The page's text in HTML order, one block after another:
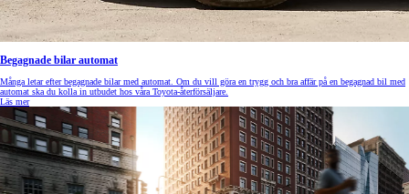
Begagnade bilar automat
Många letar efter begagnade bilar med automat. Om du vill göra en trygg och bra affär på en begagnad bil med
automat ska du kolla in utbudet hos våra Toyota-återförsäljare.
Läs mer